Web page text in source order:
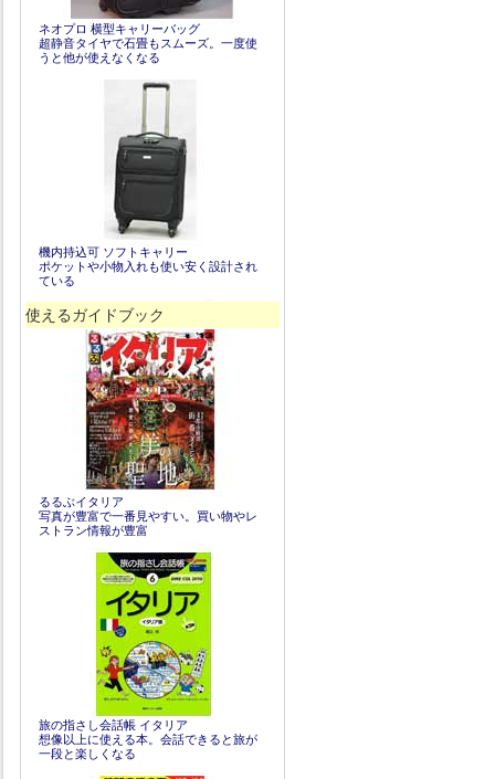
ネオプロ 横型キャリーバッグ
超静音タイヤで石畳もスムーズ。一度使
うと他が使えなくなる
機内持込可 ソフトキャリー
ポケットや小物入れも使い安く設計され
ている
使えるガイドブック
るるぶイタリア
写真が豊富で一番見やすい。買い物やレ
ストラン情報が豊富
旅の指さし会話帳 イタリア
想像以上に使える本。会話できると旅が
一段と楽しくなる